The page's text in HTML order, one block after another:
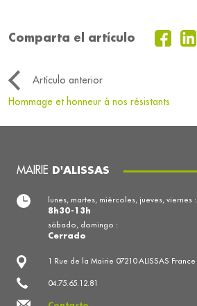
Comparta el artículo
Artículo anterior
Hommage et honneur à nos résistants
MAIRIE D'ALISSAS
1 Rue de la Mairie 07210 ALISSAS France
04.75.65.12.81
lunes, martes, miércoles, jueves, viernes :
8h30-13h
sábado, domingo :
Cerrado